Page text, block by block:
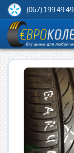
(067) 199 49 49